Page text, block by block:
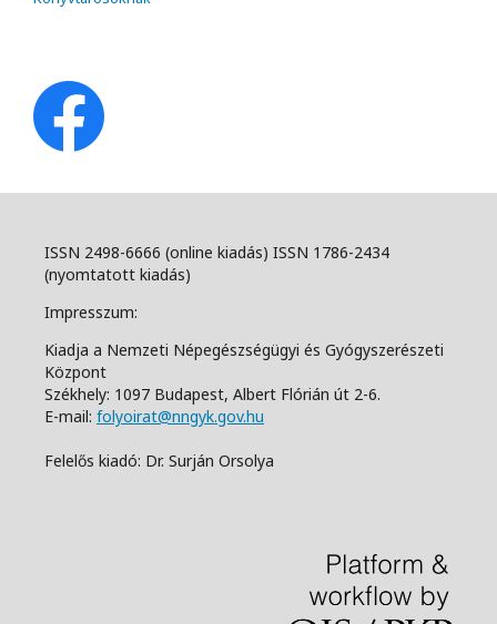
ISSN 2498-6666 (online kiadás) ISSN 1786-2434
(nyomtatott kiadás)
Impresszum:
Kiadja a Nemzeti Népegészségügyi és Gyógyszerészeti
Központ
Székhely: 1097 Budapest, Albert Flórián út 2-6.
E-mail: folyoirat@nngyk.gov.hu
Felelős kiadó: Dr. Surján Orsolya